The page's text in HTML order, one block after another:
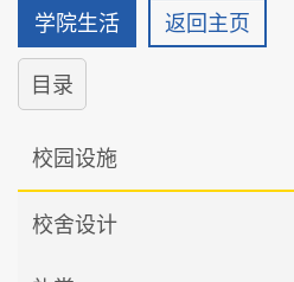
学院生活 返回主页
目录
校园设施
校舍设计